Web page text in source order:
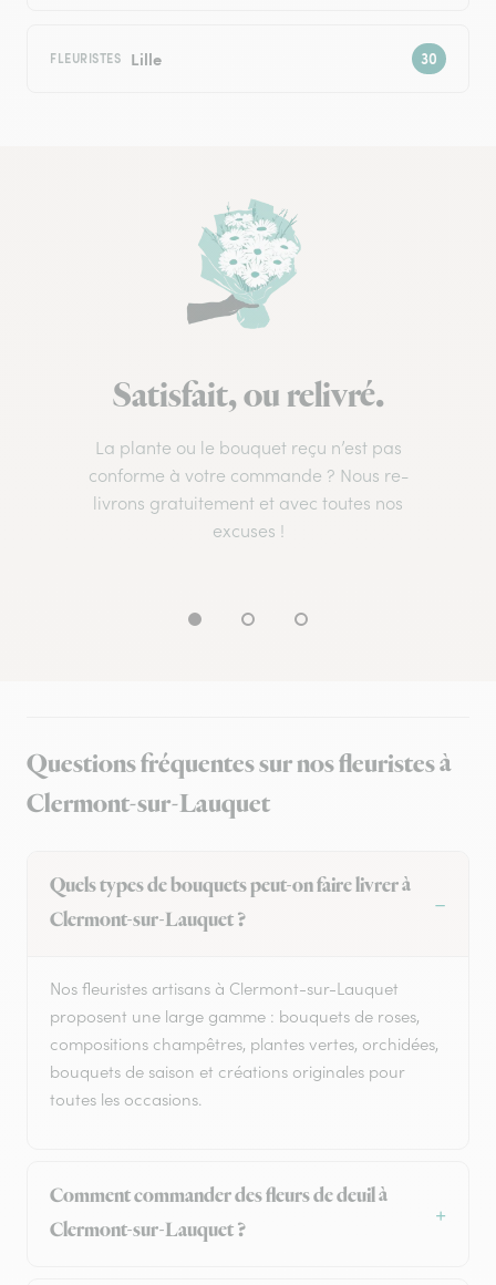
FLEURISTES Lille
Satisfait, ou relivré.
La plante ou le bouquet reçu n’est pas
conforme à votre commande ? Nous re-
livrons gratuitement et avec toutes nos
excuses !
Questions fréquentes sur nos fleuristes à
Clermont-sur-Lauquet
Quels types de bouquets peut-on faire livrer à
Clermont-sur-Lauquet ?
Nos fleuristes artisans à Clermont-sur-Lauquet
proposent une large gamme : bouquets de roses,
compositions champêtres, plantes vertes, orchidées,
bouquets de saison et créations originales pour
toutes les occasions.
Comment commander des fleurs de deuil à
Clermont-sur-Lauquet ?